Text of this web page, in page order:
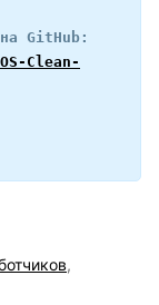
Clean-
,